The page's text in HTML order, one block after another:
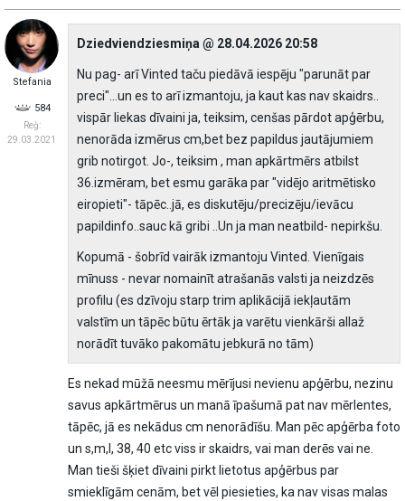
Stefania
584
Reģ:
29.03.2021
Dziedviendziesmiņa @ 28.04.2026 20:58
Nu pag- arī Vinted taču piedāvā iespēju "parunāt par
preci"...un es to arī izmantoju, ja kaut kas nav skaidrs..
vispār liekas dīvaini ja, teiksim, cenšas pārdot apģērbu,
nenorāda izmērus cm,bet bez papildus jautājumiem
grib notirgot. Jo-, teiksim , man apkārtmērs atbilst
36.izmēram, bet esmu garāka par "vidējo aritmētisko
eiropieti"- tāpēc..jā, es diskutēju/precizēju/ievācu
papildinfo..sauc kā gribi ..Un ja man neatbild- nepirkšu.
Kopumā - šobrīd vairāk izmantoju Vinted. Vienīgais
mīnuss - nevar nomainīt atrašanās valsti ja neizdzēs
profilu (es dzīvoju starp trim aplikācijā iekļautām
valstīm un tāpēc būtu ērtāk ja varētu vienkārši allaž
norādīt tuvāko pakomātu jebkurā no tām)
Es nekad mūžā neesmu mērījusi nevienu apģērbu, nezinu
savus apkārtmērus un manā īpašumā pat nav mērlentes,
tāpēc, jā es nekādus cm nenorādīšu. Man pēc apģērba foto
un s,m,l, 38, 40 etc viss ir skaidrs, vai man derēs vai ne.
Man tieši šķiet dīvaini pirkt lietotus apģērbus par
smieklīgām cenām, bet vēl piesieties, ka nav visas malas